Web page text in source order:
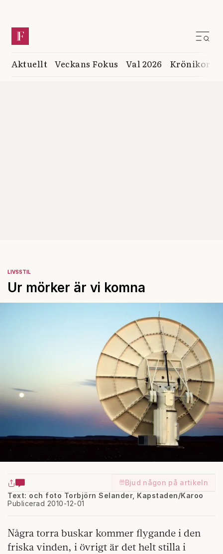
Aktuellt Veckans Fokus Val 2026 Krönikor
LIVSSTIL
Ur mörker är vi komna
Bjud någon på artikeln
Text: och foto Torbjörn Selander, Kapstaden/Karoo
Publicerad 2010-12-01
Några torra buskar kommer flygande i den
friska vinden, i övrigt är det helt stilla i